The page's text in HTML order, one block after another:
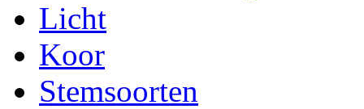
Licht
Koor
Stemsoorten